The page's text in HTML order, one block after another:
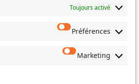
Toujours activé
Préférences
Marketing